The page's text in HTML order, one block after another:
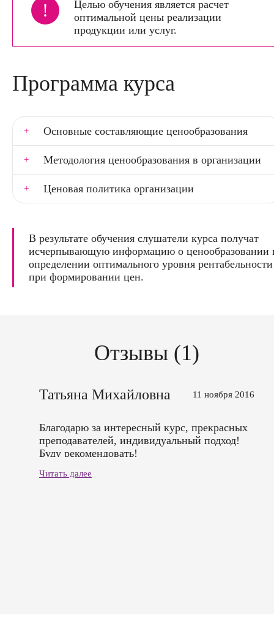
!
Целью обучения является расчет
оптимальной цены реализации
продукции или услуг.
Программа курса
Основные составляющие ценообразования
Методология ценообразования в организации
Ценовая политика организации
В результате обучения слушатели курса получат
исчерпывающую информацию о ценообразовании
определении оптимального уровня рентабельности
при формировании цен.
Отзывы (1)
Татьяна Михайловна 11 ноября 2016
Благодарю за интересный курс, прекрасных
преподавателей, индивидуальный подход!
Буду рекомендовать!
Читать далее